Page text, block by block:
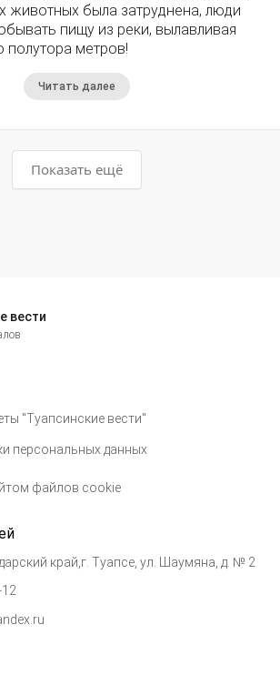
животных была затруднена, люди
пищу из реки, вылавливая
метров!
Читать далее
Показать ещё
вести
"Туапсинские вести"
персональных данных
файлов cookie
край,г. Туапсе, ул. Шаумяна, д. № 2